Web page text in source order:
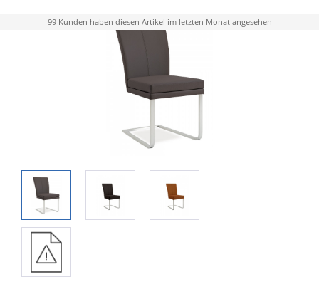
99 Kunden haben diesen Artikel im letzten Monat angesehen